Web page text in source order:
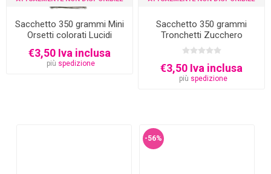
Sacchetto 350 grammi Mini
Orsetti colorati Lucidi
€3,50 Iva inclusa
più spedizione
Sacchetto 350 grammi
Tronchetti Zucchero
€3,50 Iva inclusa
più spedizione
-56%